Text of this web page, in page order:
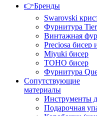
👉Бренды
Swarovski
Фурнитура
Винтажная
Preciosa бисер
Miyuki бисер
TOHO бисер
Фурнитура
Сопутствующие
материалы
Инструменты
Подарочная